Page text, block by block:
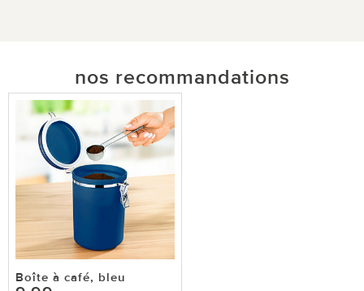
nos recommandations
Boîte à café, bleu